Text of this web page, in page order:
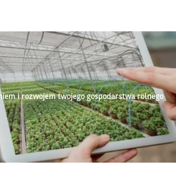
i rozwojem twojego gospodarstwa rolnego